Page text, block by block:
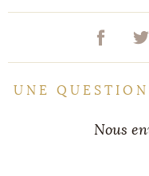
UNE
Nous